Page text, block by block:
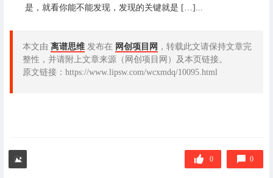
是，就看你能不能发现，发现的关键就是 […]...
本文由 离谱思维 发布在 网创项目网 ，转载此文请保持文章完
整性，并请附上文章来源（网创项目网）及本页链接。
原文链接：https://www.lipsw.com/wcxmdq/10095.html
0 0